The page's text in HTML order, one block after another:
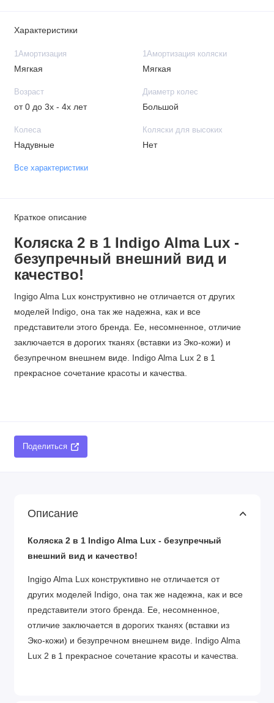
Характеристики
1Амортизация
Мягкая
1Амортизация коляски
Мягкая
Возраст
от 0 до 3х - 4х лет
Диаметр колес
Большой
Колеса
Надувные
Коляски для высоких
Нет
Все характеристики
Краткое описание
Коляска 2 в 1 Indigo Alma Lux -
безупречный внешний вид и
качество!
Ingigo Alma Lux конструктивно не отличается от других
моделей Indigo, она так же надежна, как и все
представители этого бренда. Ее, несомненное, отличие
заключается в дорогих тканях (вставки из Эко-кожи) и
безупречном внешнем виде. Indigo Alma Lux 2 в 1
прекрасное сочетание красоты и качества.
Поделиться
Описание
Коляска 2 в 1 Indigo Alma Lux - безупречный
внешний вид и качество!
Ingigo Alma Lux конструктивно не отличается от
других моделей Indigo, она так же надежна, как и все
представители этого бренда. Ее, несомненное,
отличие заключается в дорогих тканях (вставки из
Эко-кожи) и безупречном внешнем виде. Indigo Alma
Lux 2 в 1 прекрасное сочетание красоты и качества.